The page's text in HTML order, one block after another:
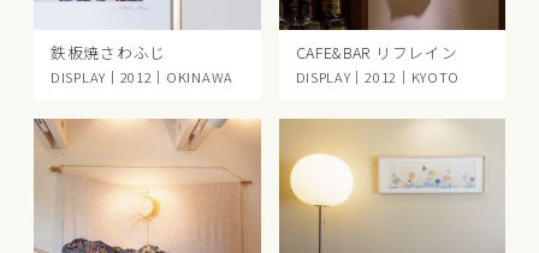
鉄板焼さわふじ
DISPLAY｜2012｜OKINAWA
CAFE&BAR リフレイン
DISPLAY｜2012｜KYOTO